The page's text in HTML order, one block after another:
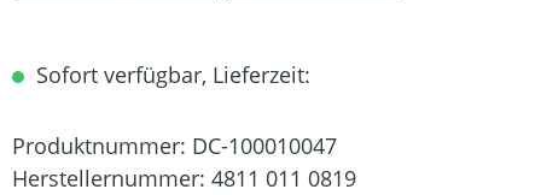
Sofort verfügbar, Lieferzeit:
Produktnummer: DC-100010047
Herstellernummer: 4811 011 0819